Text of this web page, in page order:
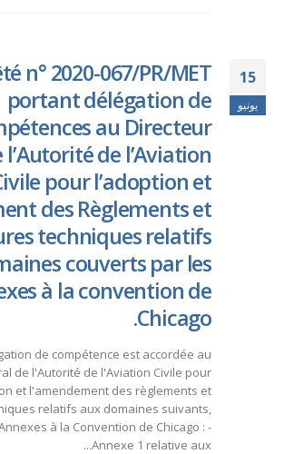
15
يونيو
n° 2020-067/PR/MET
portant délégation de
au Directeur
de l’Aviation
pour l’adoption et
des Règlements et
techniques relatifs
couverts par les
à la convention de
Chicago.
de compétence est accordée au
de l'Autorité de l'Aviation Civile pour
et l'amendement des règlements et
relatifs aux domaines suivants,
à la Convention de Chicago : -
Annexe 1 relative aux...